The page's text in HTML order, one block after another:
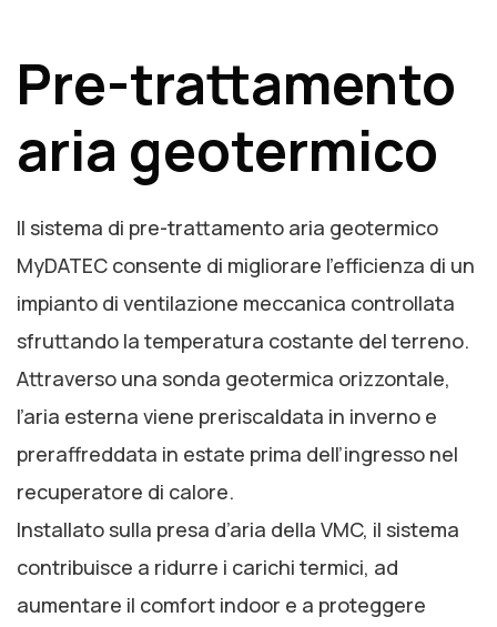
Pre-trattamento
aria geotermico
Il sistema di pre-trattamento aria geotermico
MyDATEC consente di migliorare l’efficienza di un
impianto di ventilazione meccanica controllata
sfruttando la temperatura costante del terreno.
Attraverso una sonda geotermica orizzontale,
l’aria esterna viene preriscaldata in inverno e
preraffreddata in estate prima dell’ingresso nel
recuperatore di calore.
Installato sulla presa d’aria della VMC, il sistema
contribuisce a ridurre i carichi termici, ad
aumentare il comfort indoor e a proteggere